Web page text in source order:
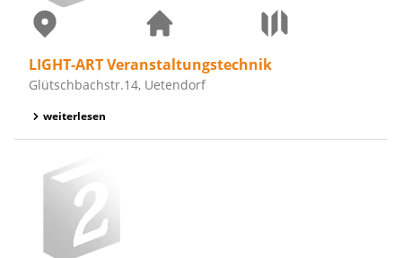
LIGHT-ART Veranstaltungstechnik
Glütschbachstr.14, Uetendorf
weiterlesen